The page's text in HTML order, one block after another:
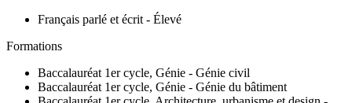
Français parlé et écrit - Élevé
Formations
Baccalauréat 1er cycle, Génie - Génie civil
Baccalauréat 1er cycle, Génie - Génie du bâtiment